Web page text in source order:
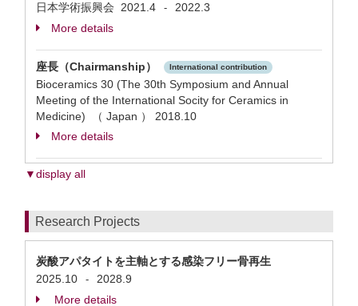
日本学術振興会 2021.4 -
2022.3
More details
座長（Chairmanship） International contribution
Bioceramics 30 (The 30th Symposium and Annual
Meeting of the International Socity for Ceramics in
Medicine) （ Japan ） 2018.10
More details
▼display all
Research Projects
炭酸アパタイトを主軸とする感染フリー骨再生
2025.10
-
2028.9
More details